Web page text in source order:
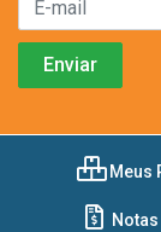
Meus